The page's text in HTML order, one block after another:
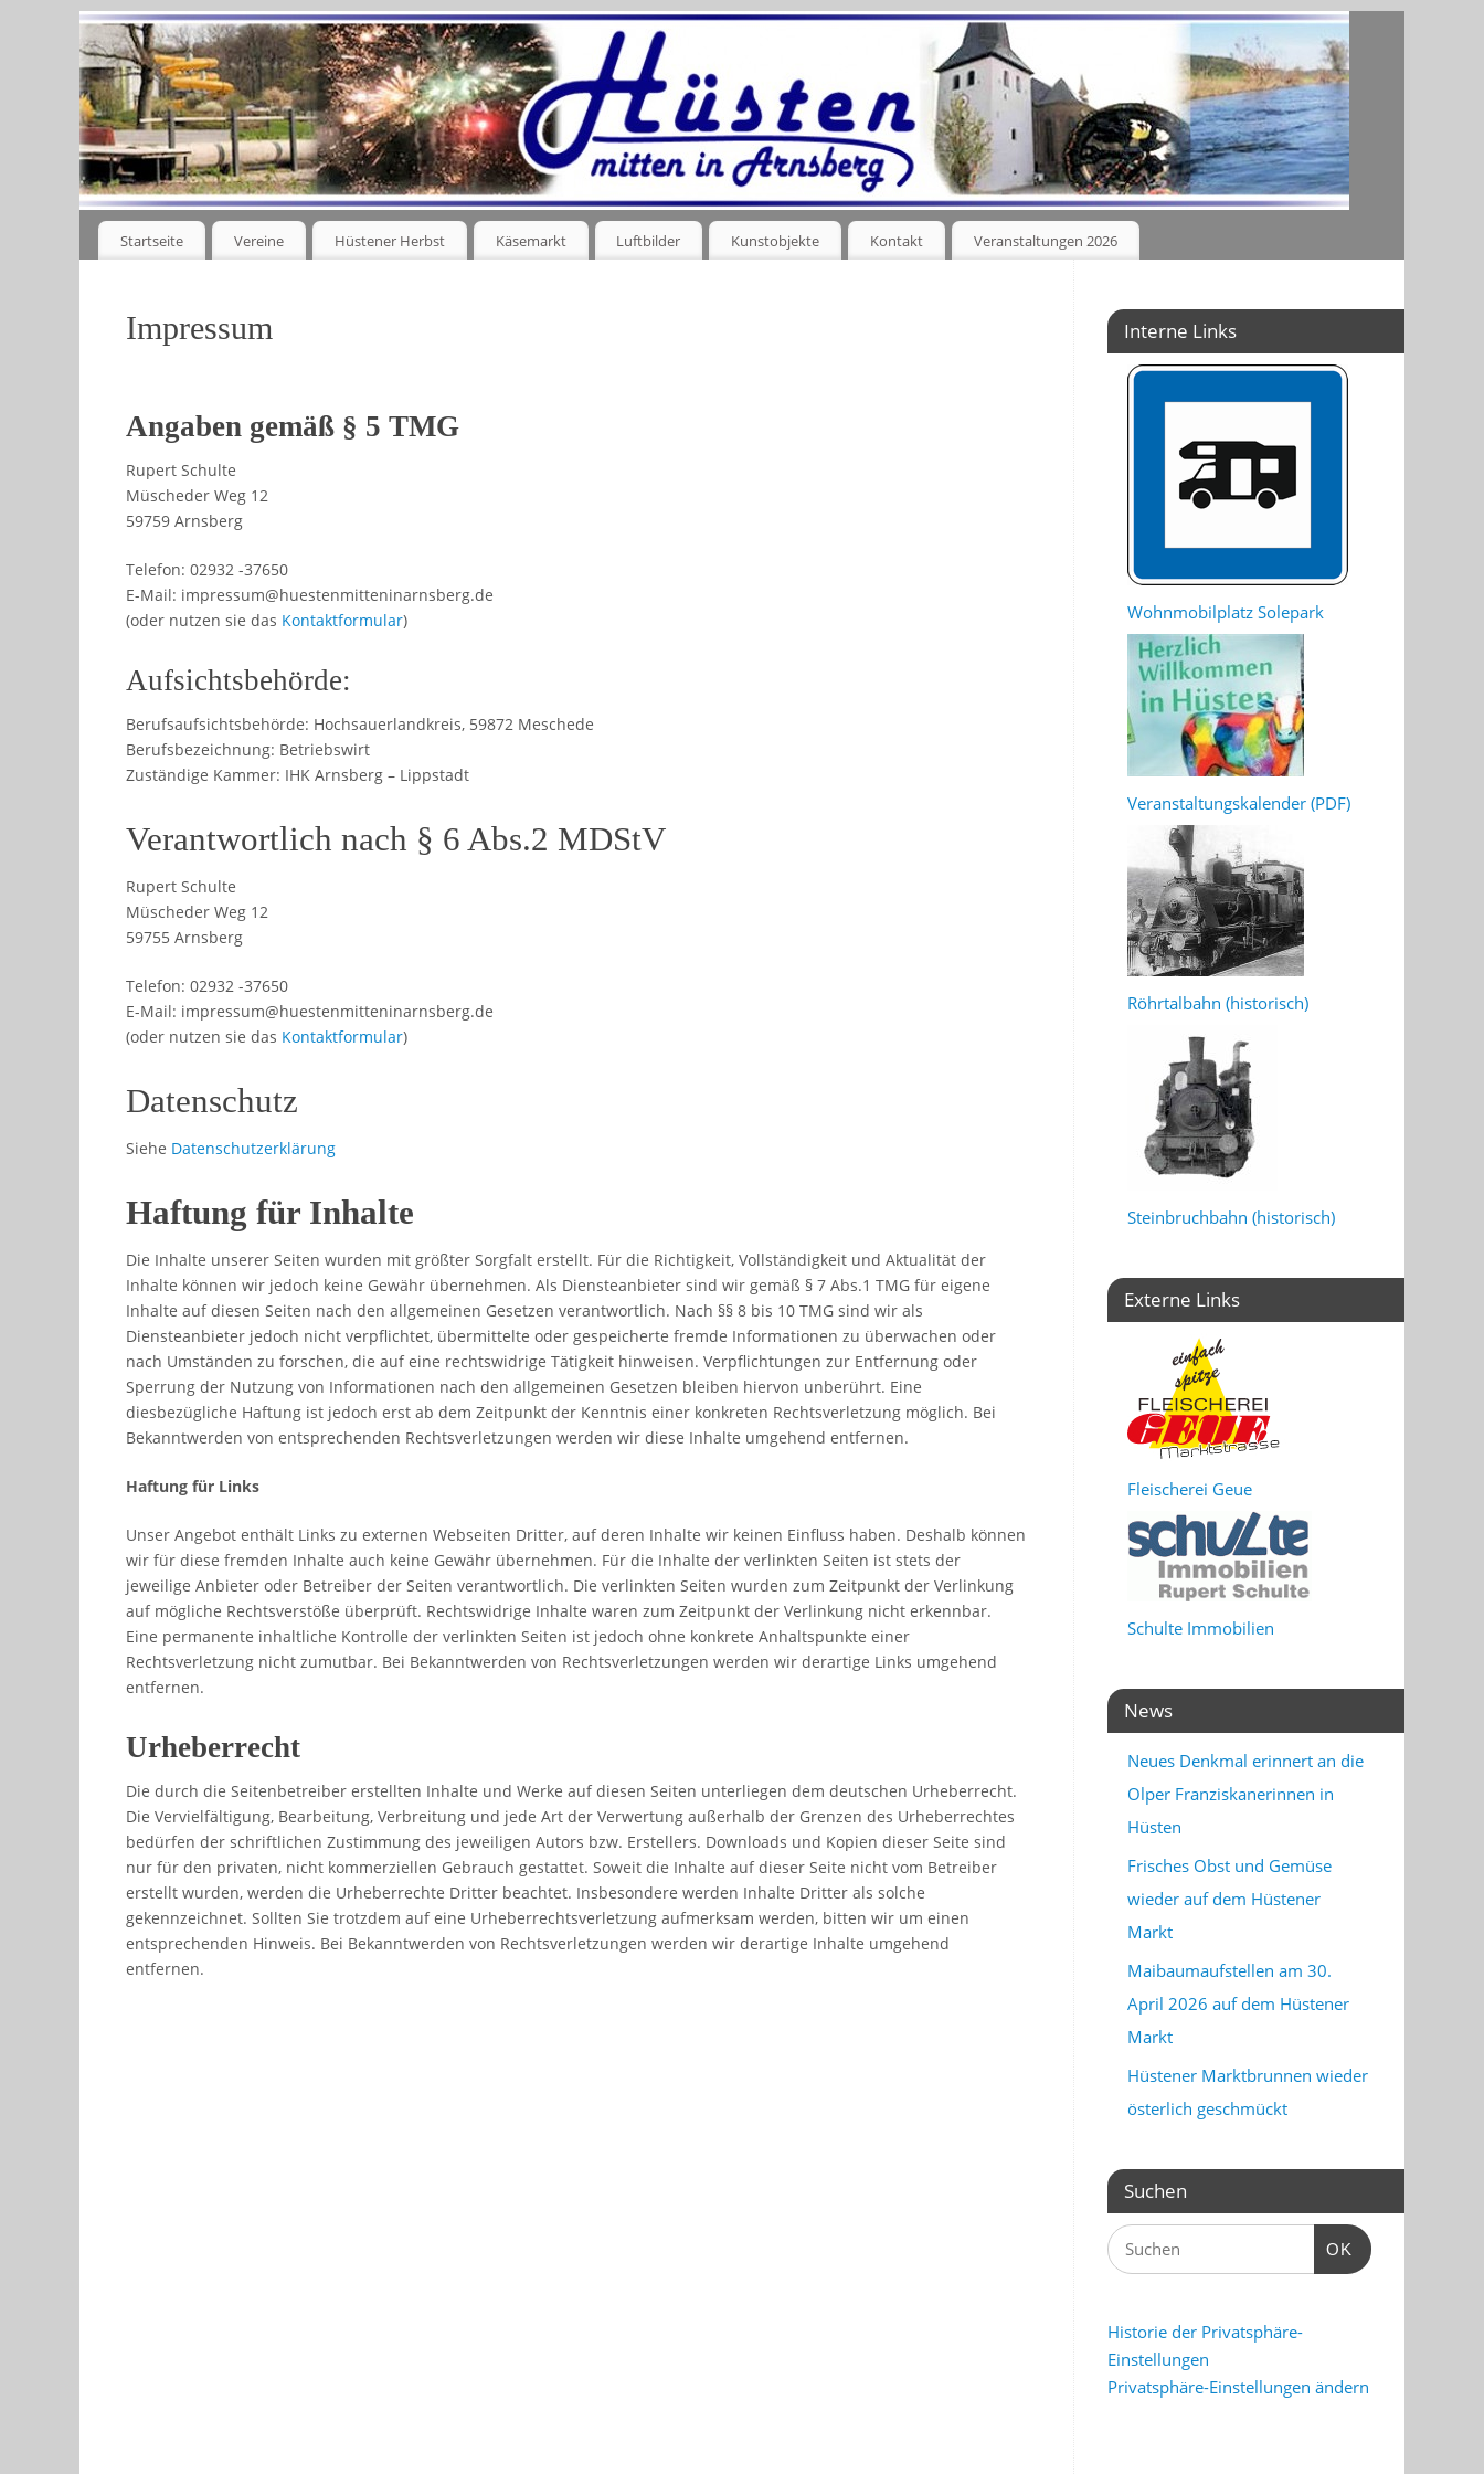
Startseite Vereine Hüstener Herbst Käsemarkt Luftbilder Kunstobjekte Kontakt Veranstaltungen 2026
Impressum
Angaben gemäß § 5 TMG
Rupert Schulte
Müscheder Weg 12
59759 Arnsberg
Telefon: 02932 -37650
E-Mail: impressum@huestenmitteninarnsberg.de
(oder nutzen sie das Kontaktformular)
Aufsichtsbehörde:
Berufsaufsichtsbehörde: Hochsauerlandkreis, 59872 Meschede
Berufsbezeichnung: Betriebswirt
Zuständige Kammer: IHK Arnsberg – Lippstadt
Verantwortlich nach § 6 Abs.2 MDStV
Rupert Schulte
Müscheder Weg 12
59755 Arnsberg
Telefon: 02932 -37650
E-Mail: impressum@huestenmitteninarnsberg.de
(oder nutzen sie das Kontaktformular)
Datenschutz
Siehe Datenschutzerklärung
Haftung für Inhalte
Die Inhalte unserer Seiten wurden mit größter Sorgfalt erstellt. Für die Richtigkeit, Vollständigkeit und Aktualität der
Inhalte können wir jedoch keine Gewähr übernehmen. Als Diensteanbieter sind wir gemäß § 7 Abs.1 TMG für eigene
Inhalte auf diesen Seiten nach den allgemeinen Gesetzen verantwortlich. Nach §§ 8 bis 10 TMG sind wir als
Diensteanbieter jedoch nicht verpflichtet, übermittelte oder gespeicherte fremde Informationen zu überwachen oder
nach Umständen zu forschen, die auf eine rechtswidrige Tätigkeit hinweisen. Verpflichtungen zur Entfernung oder
Sperrung der Nutzung von Informationen nach den allgemeinen Gesetzen bleiben hiervon unberührt. Eine
diesbezügliche Haftung ist jedoch erst ab dem Zeitpunkt der Kenntnis einer konkreten Rechtsverletzung möglich. Bei
Bekanntwerden von entsprechenden Rechtsverletzungen werden wir diese Inhalte umgehend entfernen.
Haftung für Links
Unser Angebot enthält Links zu externen Webseiten Dritter, auf deren Inhalte wir keinen Einfluss haben. Deshalb können
wir für diese fremden Inhalte auch keine Gewähr übernehmen. Für die Inhalte der verlinkten Seiten ist stets der
jeweilige Anbieter oder Betreiber der Seiten verantwortlich. Die verlinkten Seiten wurden zum Zeitpunkt der Verlinkung
auf mögliche Rechtsverstöße überprüft. Rechtswidrige Inhalte waren zum Zeitpunkt der Verlinkung nicht erkennbar.
Eine permanente inhaltliche Kontrolle der verlinkten Seiten ist jedoch ohne konkrete Anhaltspunkte einer
Rechtsverletzung nicht zumutbar. Bei Bekanntwerden von Rechtsverletzungen werden wir derartige Links umgehend
entfernen.
Urheberrecht
Die durch die Seitenbetreiber erstellten Inhalte und Werke auf diesen Seiten unterliegen dem deutschen Urheberrecht.
Die Vervielfältigung, Bearbeitung, Verbreitung und jede Art der Verwertung außerhalb der Grenzen des Urheberrechtes
bedürfen der schriftlichen Zustimmung des jeweiligen Autors bzw. Erstellers. Downloads und Kopien dieser Seite sind
nur für den privaten, nicht kommerziellen Gebrauch gestattet. Soweit die Inhalte auf dieser Seite nicht vom Betreiber
erstellt wurden, werden die Urheberrechte Dritter beachtet. Insbesondere werden Inhalte Dritter als solche
gekennzeichnet. Sollten Sie trotzdem auf eine Urheberrechtsverletzung aufmerksam werden, bitten wir um einen
entsprechenden Hinweis. Bei Bekanntwerden von Rechtsverletzungen werden wir derartige Inhalte umgehend
entfernen.
Interne Links
Wohnmobilplatz Solepark
Veranstaltungskalender (PDF)
Röhrtalbahn (historisch)
Steinbruchbahn (historisch)
Externe Links
Fleischerei Geue
Schulte Immobilien
News
Neues Denkmal erinnert an die
Olper Franziskanerinnen in
Hüsten
Frisches Obst und Gemüse
wieder auf dem Hüstener
Markt
Maibaumaufstellen am 30.
April 2026 auf dem Hüstener
Markt
Hüstener Marktbrunnen wieder
österlich geschmückt
Suchen
OK
Historie der Privatsphäre-
Einstellungen
Privatsphäre-Einstellungen ändern